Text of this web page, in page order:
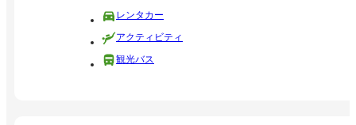
レンタカー
アクティビティ
観光バス